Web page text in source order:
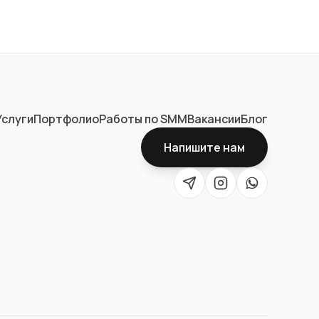
ПортфолиоРаботы по SMMВакансииБлог
Напишите нам